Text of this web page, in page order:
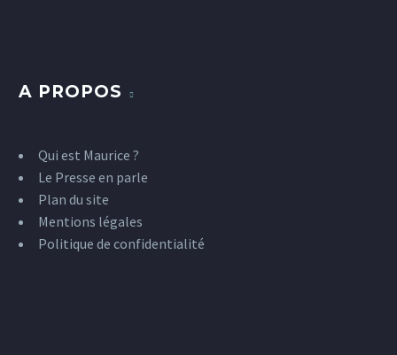
A PROPOS
Qui est Maurice ?
Le Presse en parle
Plan du site
Mentions légales
Politique de confidentialité